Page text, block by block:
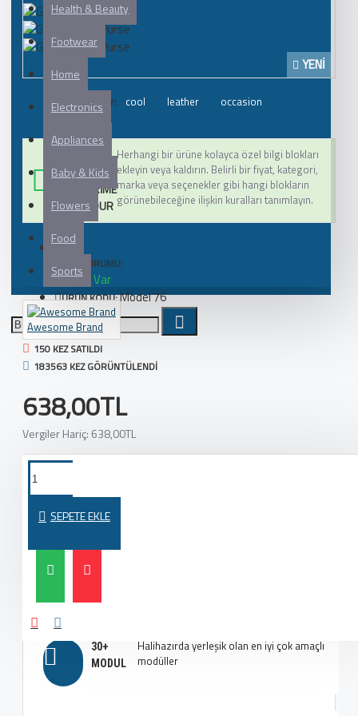
Health & Beauty
Footwear
Home
Electronics
Appliances
Baby & Kids
Flowers
Food
Sports
YENI
Etiketler: cool leather occasion
BEDAVA
GÖNDERIME
UYGUNDUR
Herhangi bir ürüne kolayca özel bilgi blokları
ekleyin veya kaldırın. Belirli bir fiyat, kategori,
marka veya seçenekler gibi hangi blokların
görünebileceğine ilişkin kuralları tanımlayın.
STOK DURUMU:
Stokta Var
ÜRÜN KODU:Model 76
Awesome Brand
150 KEZ SATILDI
183563 KEZ GÖRÜNTÜLENDI
638,00TL
Vergiler Hariç: 638,00TL
SEPETE EKLE
EN İYI TIPOGRAFI
30+
MODUL
Halihazırda yerleşik olan en iyi çok amaçlı
modüller